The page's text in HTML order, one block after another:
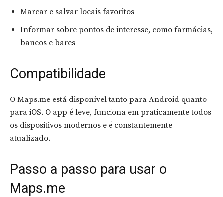
Marcar e salvar locais favoritos
Informar sobre pontos de interesse, como farmácias,
bancos e bares
Compatibilidade
O Maps.me está disponível tanto para Android quanto
para iOS. O app é leve, funciona em praticamente todos
os dispositivos modernos e é constantemente
atualizado.
Passo a passo para usar o
Maps.me